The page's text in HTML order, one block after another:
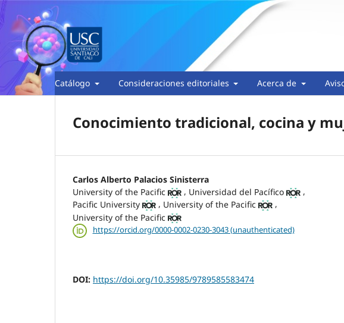
Catálogo Consideraciones editoriales Acerca de
Conocimiento tradicional, cocina y
Carlos Alberto Palacios Sinisterra
University of the Pacific
, Universidad del Pacífico
,
Pacific University
, University of the Pacific
,
University of the Pacific
https://orcid.org/0000-0002-0230-3043 (unauthenticated)
DOI: https://doi.org/10.35985/9789585583474